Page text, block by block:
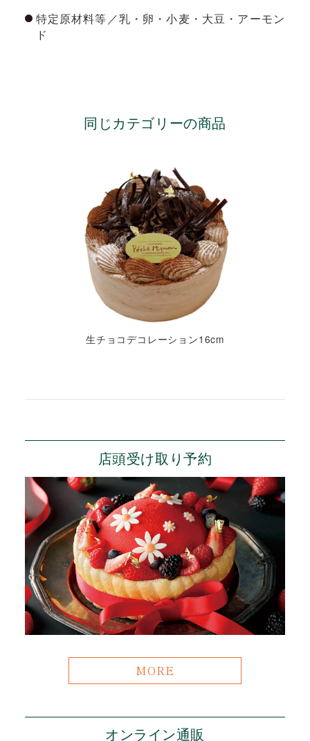
特定原材料等／乳・卵・小麦・大豆・アーモン
ド
同じカテゴリーの商品
生チョコデコレーション16cm
店頭受け取り予約
MORE
オンライン通販